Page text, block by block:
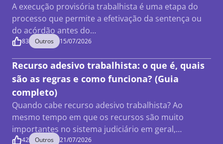
A execução provisória trabalhista é uma etapa do
processo que permite a efetivação da sentença ou
do acórdão antes do…
83 Outros 15/07/2026
Recurso adesivo trabalhista: o que é, quais
são as regras e como funciona? (Guia
completo)
Quando cabe recurso adesivo trabalhista? Ao
mesmo tempo em que os recursos são muito
importantes no sistema judiciário em geral,…
42 Outros 21/07/2026